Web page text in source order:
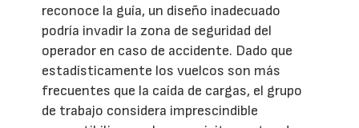
reconoce la guía, un diseño inadecuado
podría invadir la zona de seguridad del
operador en caso de accidente. Dado que
estadísticamente los vuelcos son más
frecuentes que la caída de cargas, el grupo
de trabajo considera imprescindible